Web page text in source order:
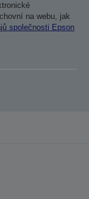
na webu, jak
společnosti Epson